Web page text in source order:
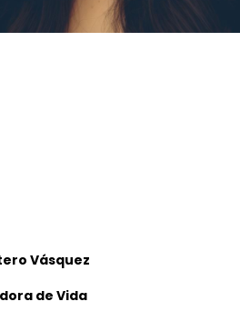
Vásquez
de Vida